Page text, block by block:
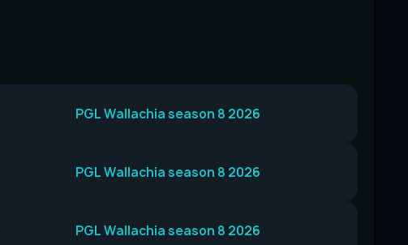
PGL Wallachia season 8 2026
PGL Wallachia season 8 2026
PGL Wallachia season 8 2026